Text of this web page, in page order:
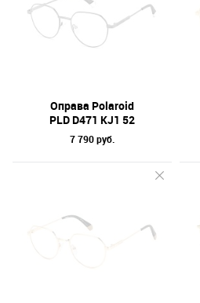
Оправа Polaroid
PLD D471 KJ1 52
7 790 руб.